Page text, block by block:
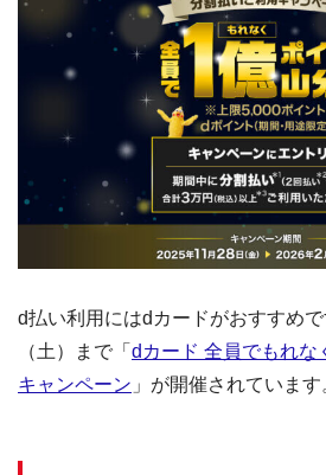
d払い利用にはdカードがおすすめ
（土）まで「 dカード 全員でもれな
キャンペーン 」が開催されています